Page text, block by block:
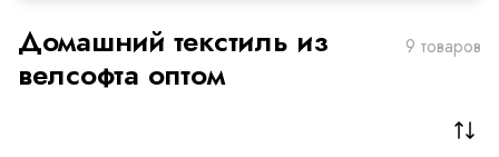
Домашний текстиль из
велсофта оптом
9 товаров